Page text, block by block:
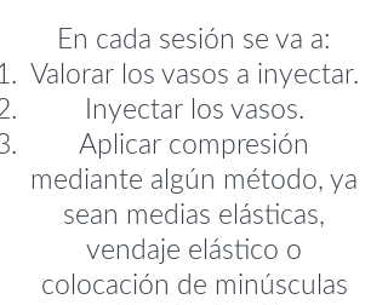
En cada sesión se va a:
Valorar los vasos a inyectar.
Inyectar los vasos.
Aplicar compresión
mediante algún método, ya
sean medias elásticas,
vendaje elástico o
colocación de minúsculas